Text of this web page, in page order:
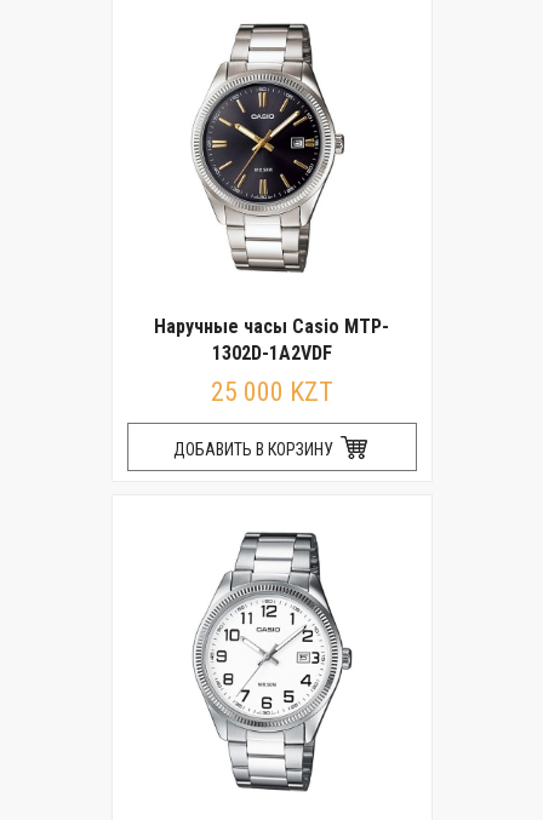
Наручные часы Casio MTP-
1302D-1A2VDF
25 000 KZT
ДОБАВИТЬ В КОРЗИНУ